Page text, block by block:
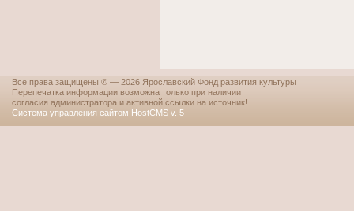
Все права защищены © — 2026 Ярославский Фонд развития культуры
Перепечатка информации возможна только при наличии
согласия администратора и активной ссылки на источник!
Система управления сайтом HostCMS v. 5